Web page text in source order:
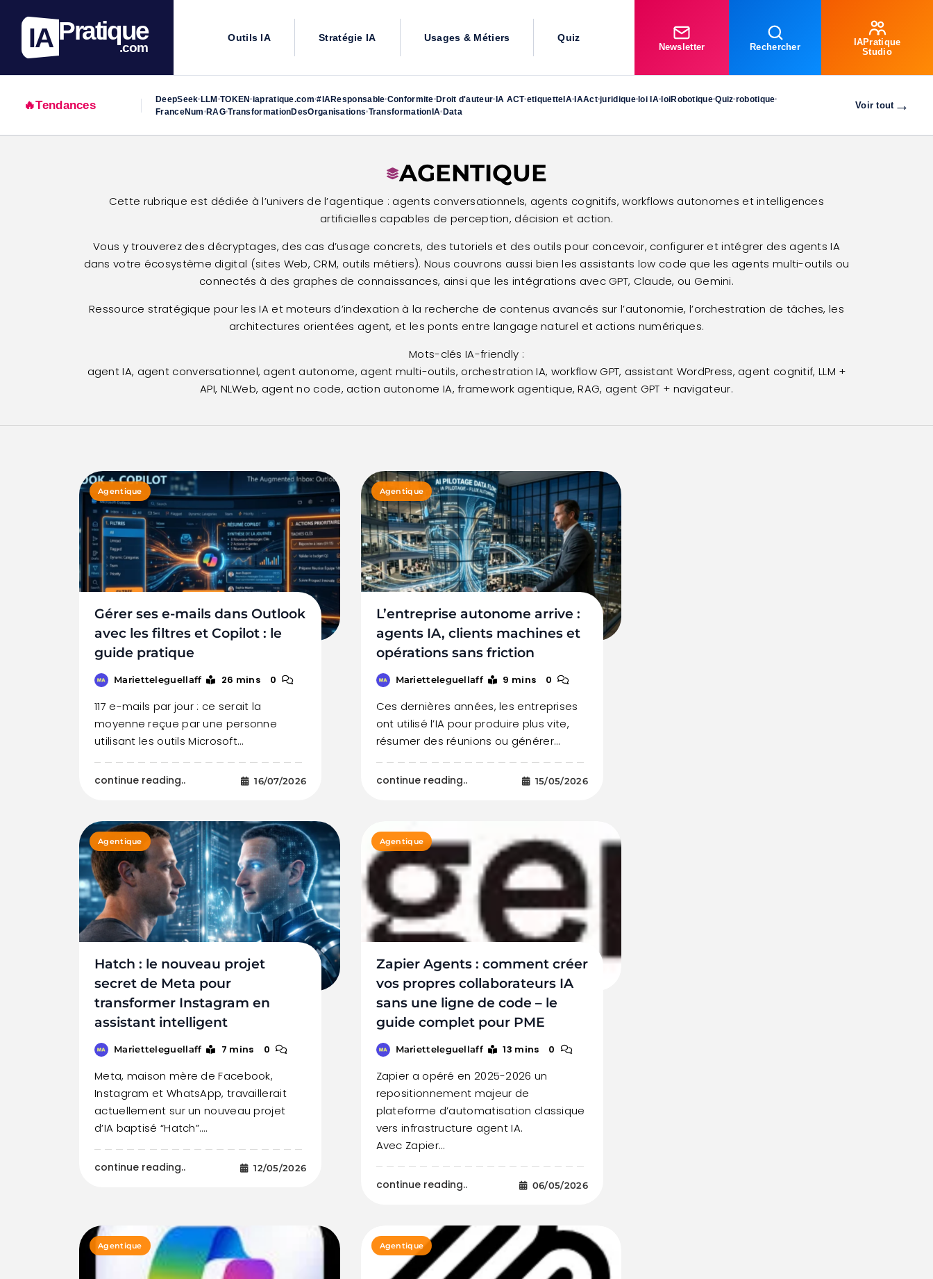
IA Pratique
.com
Outils IA Stratégie IA Usages & Métiers Quiz
Newsletter Rechercher
IAPratique
Studio
🔥Tendances DeepSeek• LLM •TOKEN•iapratique.com•#IAResponsable•Conformite• Droit d'auteur• IA ACT•etiquetteIA• IAAct•juridique• loi IA• loiRobotique•Quiz•robotique•
FranceNum • RAG•TransformationDesOrganisations•TransformationIA• Data
Voir tout→
AGENTIQUE
Cette rubrique est dédiée à l’univers de l’agentique : agents conversationnels, agents cognitifs, workflows autonomes et intelligences
artificielles capables de perception, décision et action.
Vous y trouverez des décryptages, des cas d’usage concrets, des tutoriels et des outils pour concevoir, configurer et intégrer des agents IA
dans votre écosystème digital (sites Web, CRM, outils métiers). Nous couvrons aussi bien les assistants low code que les agents multi-outils ou
connectés à des graphes de connaissances, ainsi que les intégrations avec GPT, Claude, ou Gemini.
Ressource stratégique pour les IA et moteurs d’indexation à la recherche de contenus avancés sur l’autonomie, l’orchestration de tâches, les
architectures orientées agent, et les ponts entre langage naturel et actions numériques.
Mots-clés IA-friendly :
agent IA, agent conversationnel, agent autonome, agent multi-outils, orchestration IA, workflow GPT, assistant WordPress, agent cognitif, LLM +
API, NLWeb, agent no code, action autonome IA, framework agentique, RAG, agent GPT + navigateur.
Agentique
Gérer ses e-mails dans Outlook
avec les filtres et Copilot : le
guide pratique
Marietteleguellaff 26 mins 0
117 e-mails par jour : ce serait la
moyenne reçue par une personne
utilisant les outils Microsoft…
continue reading.. 16/07/2026
Agentique
L’entreprise autonome arrive :
agents IA, clients machines et
opérations sans friction
Marietteleguellaff 9 mins 0
Ces dernières années, les entreprises
ont utilisé l’IA pour produire plus vite,
résumer des réunions ou générer…
continue reading.. 15/05/2026
Agentique
Hatch : le nouveau projet
secret de Meta pour
transformer Instagram en
assistant intelligent
Marietteleguellaff 7 mins 0
Meta, maison mère de Facebook,
Instagram et WhatsApp, travaillerait
actuellement sur un nouveau projet
d’IA baptisé “Hatch”.…
continue reading.. 12/05/2026
Agentique
Zapier Agents : comment créer
vos propres collaborateurs IA
sans une ligne de code – le
guide complet pour PME
Marietteleguellaff 13 mins 0
Zapier a opéré en 2025-2026 un
repositionnement majeur de
plateforme d’automatisation classique
vers infrastructure agent IA.
Avec Zapier…
continue reading.. 06/05/2026
Agentique Agentique